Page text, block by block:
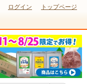
ログイン トップページ